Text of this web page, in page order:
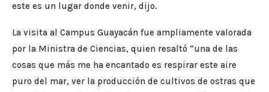
este es un lugar donde venir, dijo.
La visita al Campus Guayacán fue ampliamente valorada
por la Ministra de Ciencias, quien resaltó “una de las
cosas que más me ha encantado es respirar este aire
puro del mar, ver la producción de cultivos de ostras que